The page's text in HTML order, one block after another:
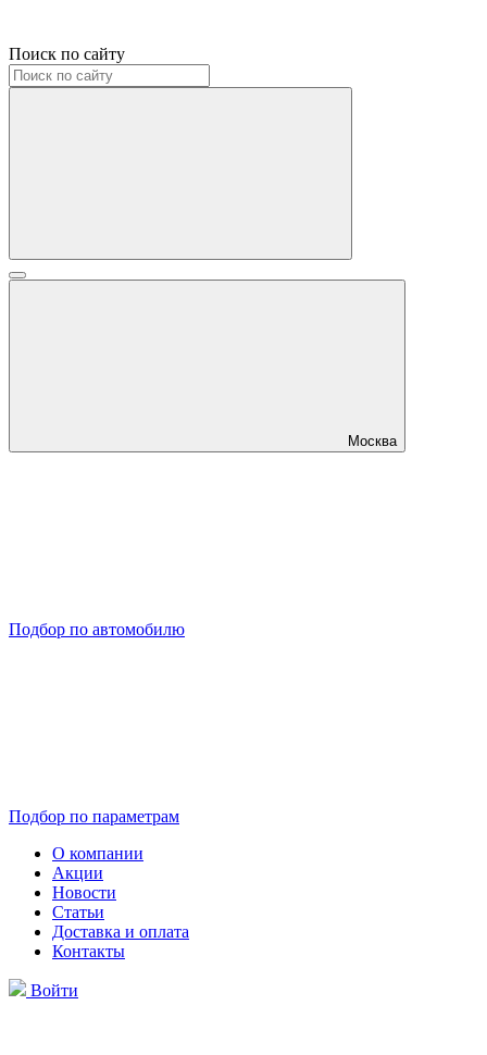
Поиск по сайту
Москва
Подбор по автомобилю
Подбор по параметрам
О компании
Акции
Новости
Статьи
Доставка и оплата
Контакты
Войти